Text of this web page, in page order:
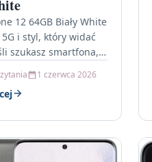
12 64GB Biały White
5G i styl, który widać
szukasz smartfona,
i…
1 czerwca 2026